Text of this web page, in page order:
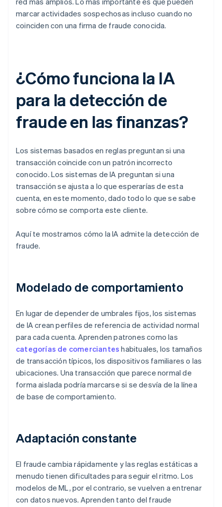
marcar actividades sospechosas incluso cuando no
coinciden con una firma de fraude conocida.
¿Cómo funciona la IA
para la detección de
fraude en las finanzas?
Los sistemas basados en reglas preguntan si una
transacción coincide con un patrón incorrecto
conocido. Los sistemas de IA preguntan si una
transacción se ajusta a lo que esperarías de esta
cuenta, en este momento, dado todo lo que se sabe
sobre cómo se comporta este cliente.
Aquí te mostramos cómo la IA admite la detección de
fraude.
Modelado de comportamiento
En lugar de depender de umbrales fijos, los sistemas
de IA crean perfiles de referencia de actividad normal
para cada cuenta. Aprenden patrones como las
categorías de comerciantes habituales, los tamaños
de transacción típicos, los dispositivos familiares o las
ubicaciones. Una transacción que parece normal de
forma aislada podría marcarse si se desvía de la línea
de base de comportamiento.
Adaptación constante
El fraude cambia rápidamente y las reglas estáticas a
menudo tienen dificultades para seguir el ritmo. Los
modelos de ML, por el contrario, se vuelven a entrenar
con datos nuevos. Aprenden tanto del fraude